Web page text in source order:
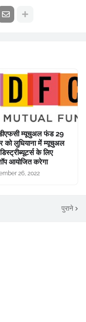
म्यूचुअल फंड 29
को लुधियाना में म्यूचुअल
के लिए
आयोजित करेगा
26, 2022
पुराने